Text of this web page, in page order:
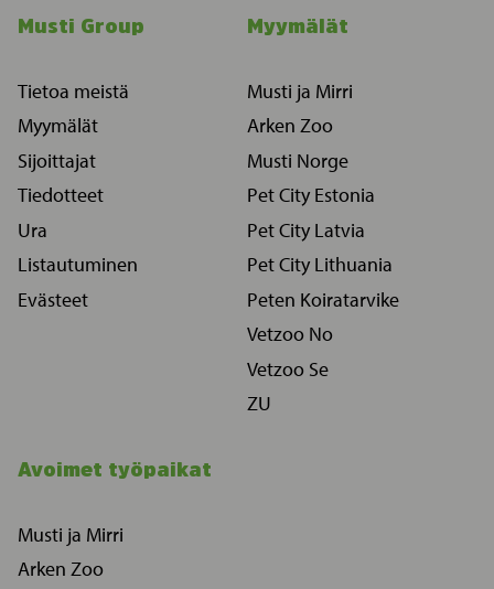
Musti Group
Tietoa meistä
Myymälät
Sijoittajat
Tiedotteet
Ura
Listautuminen
Evästeet
Myymälät
Musti ja Mirri
Arken Zoo
Musti Norge
Pet City Estonia
Pet City Latvia
Pet City Lithuania
Peten Koiratarvike
Vetzoo No
Vetzoo Se
ZU
Avoimet työpaikat
Musti ja Mirri
Arken Zoo